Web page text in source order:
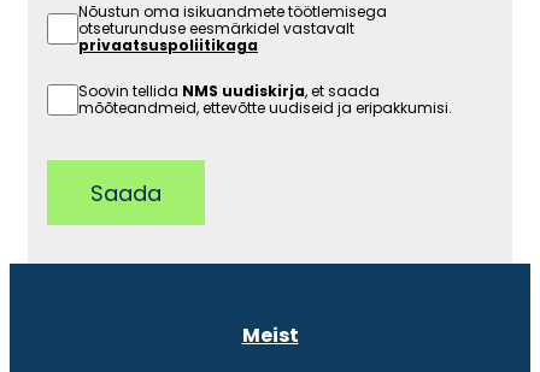
Nõustun oma isikuandmete töötlemisega
otseturunduse eesmärkidel vastavalt
privaatsuspoliitikaga
Soovin tellida NMS uudiskirja, et saada
mõõteandmeid, ettevõtte uudiseid ja eripakkumisi.
Saada
Meist